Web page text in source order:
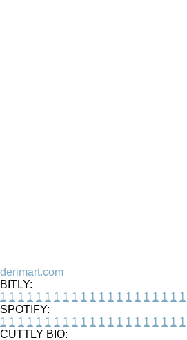
derimart.com
BITLY:
1 1 1 1 1 1 1 1 1 1 1 1 1 1 1 1 1 1 1 1 1
SPOTIFY:
1 1 1 1 1 1 1 1 1 1 1 1 1 1 1 1 1 1 1 1 1
CUTTLY BIO: